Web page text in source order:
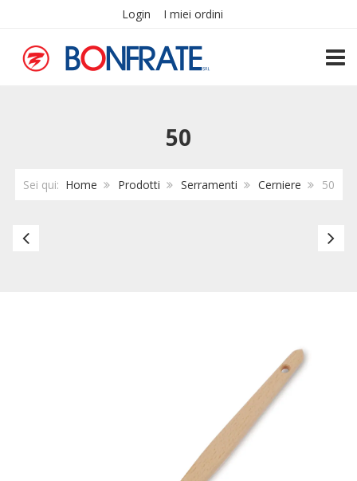
Login I miei ordini
50
Sei qui: Home Prodotti Serramenti Cerniere 50
Set